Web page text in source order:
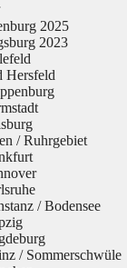
2025
2023
Hersfeld
/ Ruhrgebiet
/ Bodensee
/ Sommerschwüle